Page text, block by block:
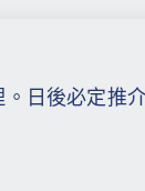
日後必定推